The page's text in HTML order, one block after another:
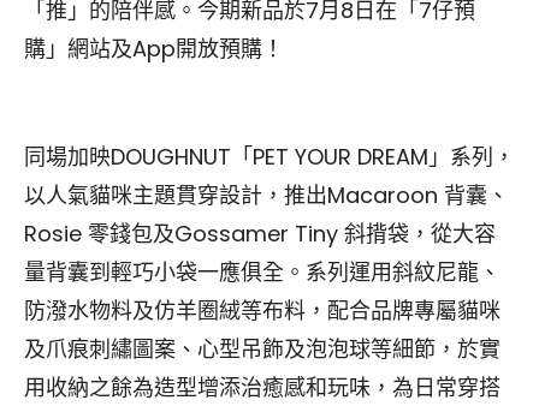
「推」的陪伴感。今期新品於7月8日在「7仔預
購」網站及App開放預購！
同場加映DOUGHNUT「PET YOUR DREAM」系列，
以人氣貓咪主題貫穿設計，推出Macaroon 背囊、
Rosie 零錢包及Gossamer Tiny 斜揹袋，從大容
量背囊到輕巧小袋一應俱全。系列運用斜紋尼龍、
防潑水物料及仿羊圈絨等布料，配合品牌專屬貓咪
及爪痕刺繡圖案、心型吊飾及泡泡球等細節，於實
用收納之餘為造型增添治癒感和玩味，為日常穿搭